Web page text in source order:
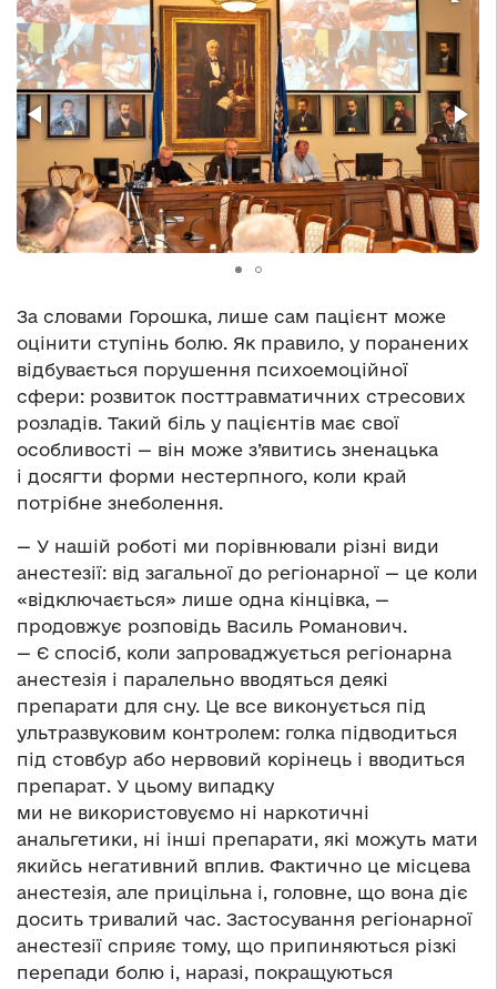
За словами Горошка, лише сам пацієнт може
оцінити ступінь болю. Як правило, у поранених
відбувається порушення психоемоційної
сфери: розвиток посттравматичних стресових
розладів. Такий біль у пацієнтів має свої
особливості — він може з’явитись зненацька
і досягти форми нестерпного, коли край
потрібне знеболення.
— У нашій роботі ми порівнювали різні види
анестезії: від загальної до регіонарної — це коли
«відключається» лише одна кінцівка, —
продовжує розповідь Василь Романович.
— Є спосіб, коли запроваджується регіонарна
анестезія і паралельно вводяться деякі
препарати для сну. Це все виконується під
ультразвуковим контролем: голка підводиться
під стовбур або нервовий корінець і вводиться
препарат. У цьому випадку
ми не використовуємо ні наркотичні
анальгетики, ні інші препарати, які можуть мати
якийсь негативний вплив. Фактично це місцева
анестезія, але прицільна і, головне, що вона діє
досить тривалий час. Застосування регіонарної
анестезії сприяє тому, що припиняються різкі
перепади болю і, наразі, покращуються